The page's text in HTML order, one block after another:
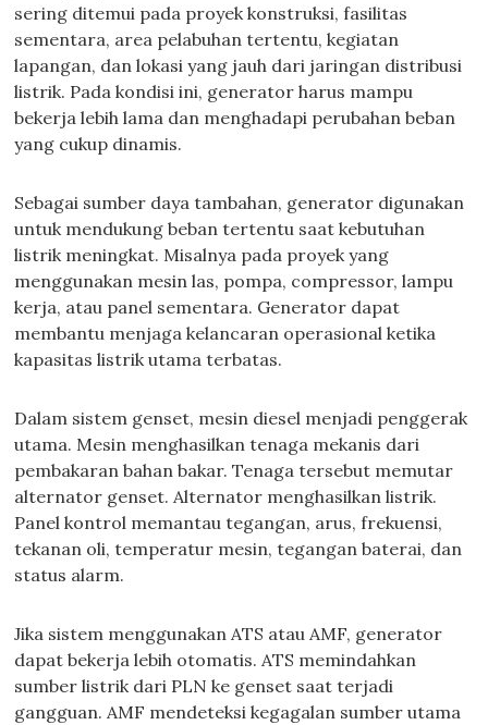
sering ditemui pada proyek konstruksi, fasilitas
sementara, area pelabuhan tertentu, kegiatan
lapangan, dan lokasi yang jauh dari jaringan distribusi
listrik. Pada kondisi ini, generator harus mampu
bekerja lebih lama dan menghadapi perubahan beban
yang cukup dinamis.
Sebagai sumber daya tambahan, generator digunakan
untuk mendukung beban tertentu saat kebutuhan
listrik meningkat. Misalnya pada proyek yang
menggunakan mesin las, pompa, compressor, lampu
kerja, atau panel sementara. Generator dapat
membantu menjaga kelancaran operasional ketika
kapasitas listrik utama terbatas.
Dalam sistem genset, mesin diesel menjadi penggerak
utama. Mesin menghasilkan tenaga mekanis dari
pembakaran bahan bakar. Tenaga tersebut memutar
alternator genset. Alternator menghasilkan listrik.
Panel kontrol memantau tegangan, arus, frekuensi,
tekanan oli, temperatur mesin, tegangan baterai, dan
status alarm.
Jika sistem menggunakan ATS atau AMF, generator
dapat bekerja lebih otomatis. ATS memindahkan
sumber listrik dari PLN ke genset saat terjadi
gangguan. AMF mendeteksi kegagalan sumber utama